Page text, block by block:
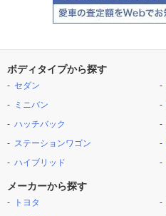
ボディタイプから探す
セダン
ミニバン
ハッチバック
ステーションワゴン
ハイブリッド
メーカーから探す
トヨタ